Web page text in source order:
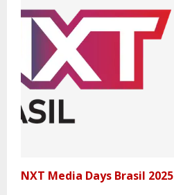
NXT Media Days Brasil 2025